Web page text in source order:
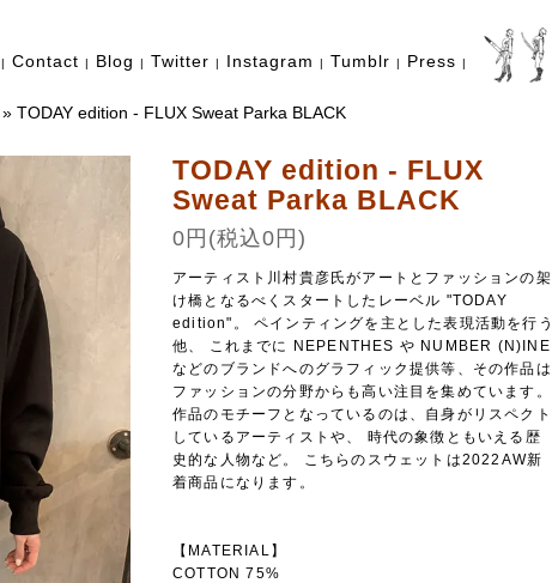
| Contact | Blog | Twitter | Instagram | Tumblr | Press |
» TODAY edition - FLUX Sweat Parka BLACK
TODAY edition - FLUX
Sweat Parka BLACK
0円(税込0円)
アーティスト川村貴彦氏がアートとファッションの架
け橋となるべくスタートしたレーベル "TODAY
edition"。 ペインティングを主とした表現活動を行う
他、 これまでに NEPENTHES や NUMBER (N)INE
などのブランドへのグラフィック提供等、その作品は
ファッションの分野からも高い注目を集めています。
作品のモチーフとなっているのは、自身がリスペクト
しているアーティストや、 時代の象徴ともいえる歴
史的な人物など。 こちらのスウェットは2022AW新
着商品になります。
【MATERIAL】
COTTON 75%